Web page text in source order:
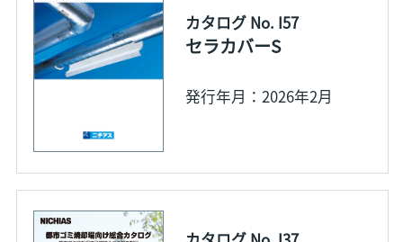
カタログ No. I57
セラカバーS
発行年月：2026年2月